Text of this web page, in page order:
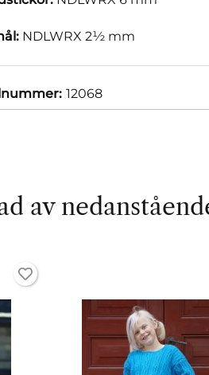
NDLWRX 2½ mm
12068
av